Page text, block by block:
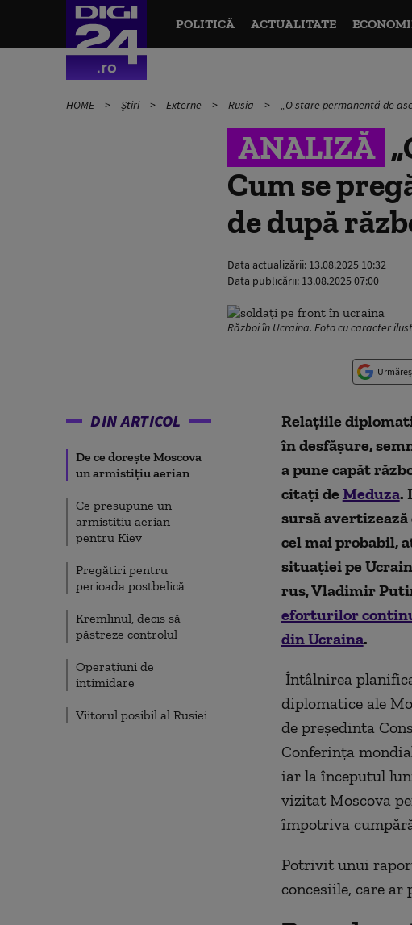
POLITICĂ ACTUALITATE
HOME Știri Externe Rusia „O stare permanentă de
ANALIZĂ
Cum se
de după
Data actualizării: 13.08.2025 10:32
Data publicării: 13.08.2025 07:00
Război în Ucraina. Foto cu caracter
DIN ARTICOL
De ce dorește Moscova
un armistițiu aerian
Ce presupune un
armistițiu aerian
pentru Kiev
Pregătiri pentru
perioada postbelică
Kremlinul, decis să
păstreze controlul
Operațiuni de
intimidare
Viitorul posibil al Rusiei
Relațiile
în desfășure,
a pune capăt
citați de Meduza.
sursă
cel mai probabil,
situației pe
rus, Vladimir
eforturilor
din Ucraina.
Întâlnirea
diplomatice ale
de președinta
Conferința
iar la începutul
vizitat Moscova
împotriva
Potrivit unui
concesiile, care ar